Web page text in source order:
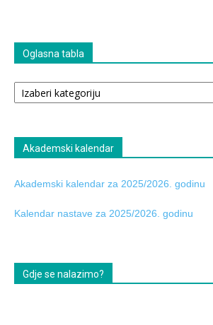
Oglasna tabla
Oglasna
tabla
Akademski kalendar
Akademski kalendar za 2025/2026. godinu
Kalendar nastave za 2025/2026. godinu
Gdje se nalazimo?